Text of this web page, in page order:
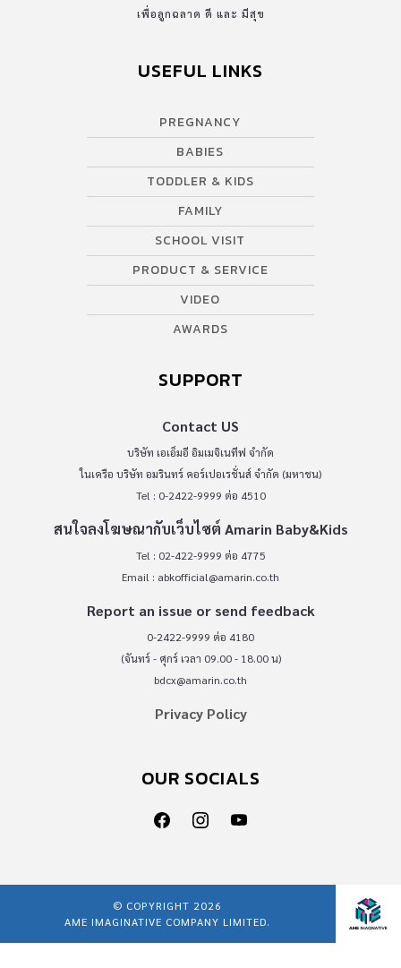
เพื่อลูกฉลาด ดี และ มีสุข
USEFUL LINKS
PREGNANCY
BABIES
TODDLER & KIDS
FAMILY
SCHOOL VISIT
PRODUCT & SERVICE
VIDEO
AWARDS
SUPPORT
Contact US
บริษัท เอเอ็มอี อิมเมจิเนทีฟ จำกัด
ในเครือ บริษัท อมรินทร์ คอร์เปอเรชั่นส์ จำกัด (มหาชน)
Tel : 0-2422-9999 ต่อ 4510
สนใจลงโฆษณากับเว็บไซต์ Amarin Baby&Kids
Tel : 02-422-9999 ต่อ 4775
Email : abkofficial@amarin.co.th
Report an issue or send feedback
0-2422-9999 ต่อ 4180
(จันทร์ - ศุกร์ เวลา 09.00 - 18.00 น)
bdcx@amarin.co.th
Privacy Policy
OUR SOCIALS
© COPYRIGHT 2026
AME IMAGINATIVE COMPANY LIMITED.